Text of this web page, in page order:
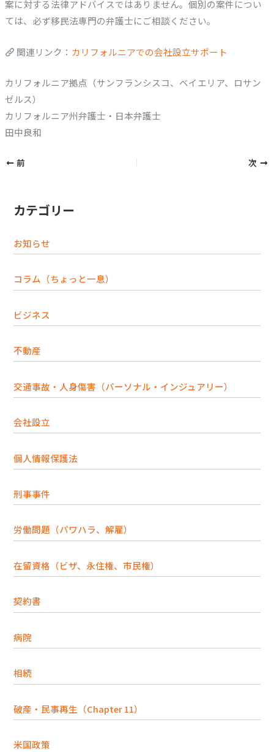
案に対する法律アドバイスではありません。個別の案件につい
ては、必ず移民法専門の弁護士にご相談ください。
関連リンク： カリフォルニアでの会社設立サポート
カリフォルニア拠点（サンフランシスコ、ベイエリア、ロサン
ゼルス）
カリフォルニア州弁護士・日本弁護士
田中良和
前 次
カテゴリー
お知らせ
コラム（ちょっと一息）
ビジネス
不動産
交通事故・人身傷害（パーソナル・インジュアリー）
会社設立
個人情報保護法
刑事事件
労働問題（パワハラ、解雇）
在留資格（ビザ、永住権、市民権）
契約書
病院
相続
破産・民事再生（Chapter 11）
米国政策